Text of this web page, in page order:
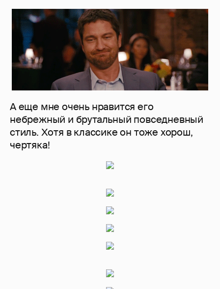
А еще мне очень нравится его
небрежный и брутальный повседневный
стиль. Хотя в классике он тоже хорош,
чертяка!